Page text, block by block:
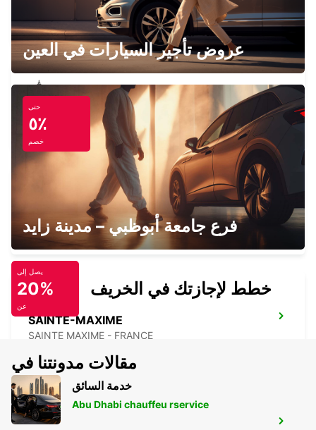
LA SEYNE-SUR-MER
LA SEYNE SUR MER - FRANCE
BANDOL
BANDOL - FRANCE
LA CIOTAT
LA CIOTAT - FRANCE
SAINTE-MAXIME
SAINTE MAXIME - FRANCE
AUBAGNE
عروض تأجير السيارات في العين
حتى
٥٪
خصم
فرع جامعة أبوظبي – مدينة زايد
يصل إلى
20%
عن
خطط لإجازتك في الخريف
مقالات مدونتنا في
خدمة السائق
Abu Dhabi chauffeu rservice